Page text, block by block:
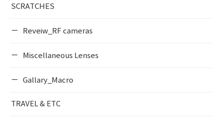
SCRATCHES
Reveiw_RF cameras
Miscellaneous Lenses
Gallary_Macro
TRAVEL & ETC